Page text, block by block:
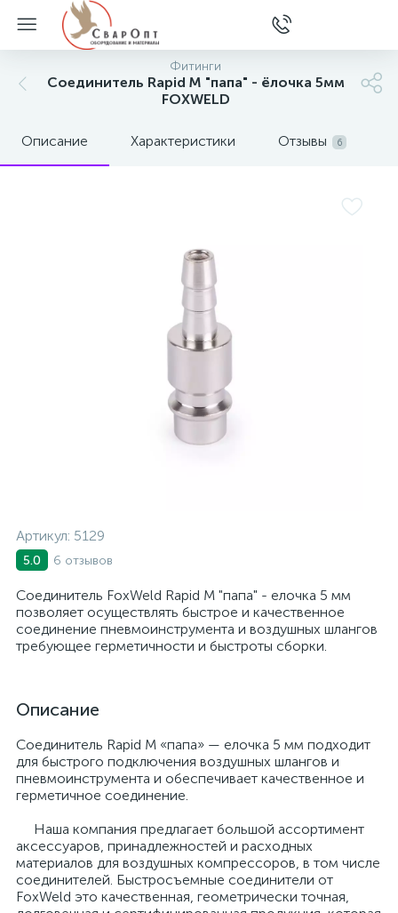
Фитинги
Соединитель Rapid M "папа" - ёлочка 5мм
FOXWELD
Описание Характеристики Отзывы 6
Артикул: 5129
5.0 6 отзывов
Соединитель FoxWeld Rapid M "папа" - елочка 5 мм
позволяет осуществлять быстрое и качественное
соединение пневмоинструмента и воздушных шлангов
требующее герметичности и быстроты сборки.
Описание
Соединитель Rapid M «папа» — елочка 5 мм подходит
для быстрого подключения воздушных шлангов и
пневмоинструмента и обеспечивает качественное и
герметичное соединение.
Наша компания предлагает большой ассортимент
аксессуаров, принадлежностей и расходных
материалов для воздушных компрессоров, в том числе
соединителей. Быстросъемные соединители от
FoxWeld это качественная, геометрически точная,